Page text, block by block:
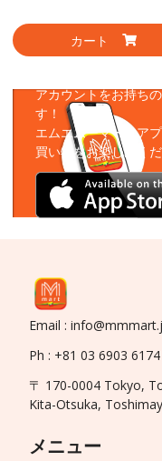
カート
アカウントをお持ち
す！
エムエムーマートア
買い物をお楽しみくだ
Email :
Ph : +81 03 6903 6174
〒 170-0004 Tokyo,
Kita-Otsuka,
メニュー